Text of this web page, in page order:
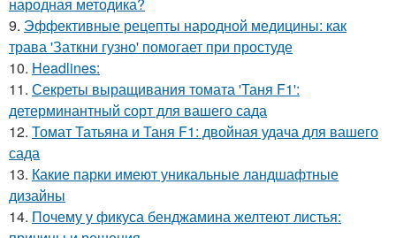
9. Эффективные рецепты народной медицины: как
трава 'Заткни гузно' помогает при простуде
10. Headlines:
11. Секреты выращивания томата 'Таня F1':
детерминантный сорт для вашего сада
12. Томат Татьяна и Таня F1: двойная удача для вашего
сада
13. Какие парки имеют уникальные ландшафтные
дизайны
14. Почему у фикуса бенджамина желтеют листья: